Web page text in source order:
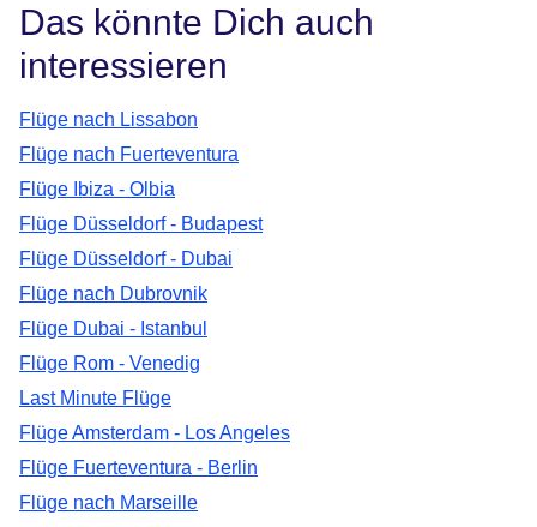
Das könnte Dich auch
interessieren
Flüge nach Lissabon
Flüge nach Fuerteventura
Flüge Ibiza - Olbia
Flüge Düsseldorf - Budapest
Flüge Düsseldorf - Dubai
Flüge nach Dubrovnik
Flüge Dubai - Istanbul
Flüge Rom - Venedig
Last Minute Flüge
Flüge Amsterdam - Los Angeles
Flüge Fuerteventura - Berlin
Flüge nach Marseille